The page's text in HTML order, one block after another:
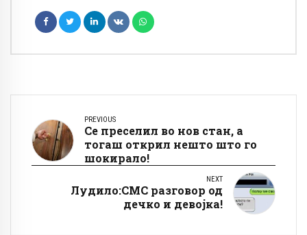
PREVIOUS
Се преселил во нов стан, а
тогаш открил нешто што го
шокирало!
NEXT
Лудило:СМС разговор од
дечко и девојка!